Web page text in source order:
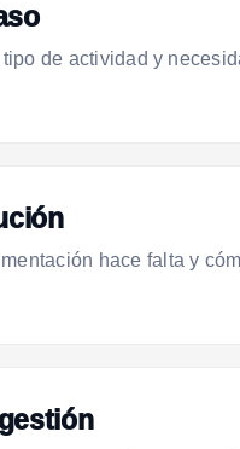
de actividad y
hace falta y